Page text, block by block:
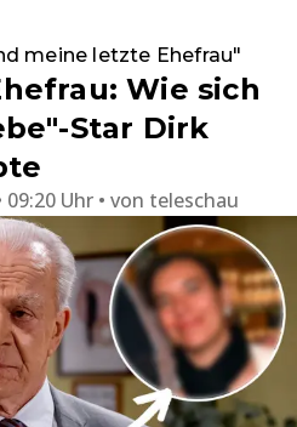
meine letzte Ehefrau"
Wie sich
Star Dirk
09:20 Uhr von teleschau